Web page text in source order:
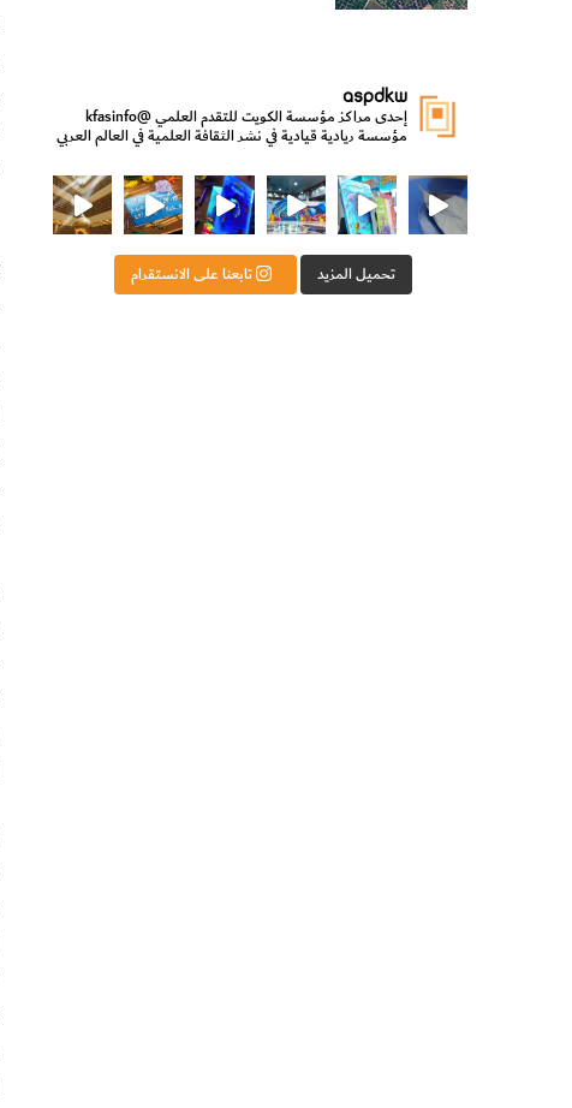
aspdkw
إحدى مراكز مؤسسة الكويت للتقدم العلمي@kfasinfo
مؤسسة ريادية قيادية في نشر الثقافة العلمية في العالم العربي
ووزير الدولة لشؤون الش
من الأعماق نكتشف ومن الكتب نتعلّم⁨ رجعنا! ما كنّا بعيد! مجهزين لكم كل جديد!⁩
تحميل المزيد تابعنا على الانستقرام